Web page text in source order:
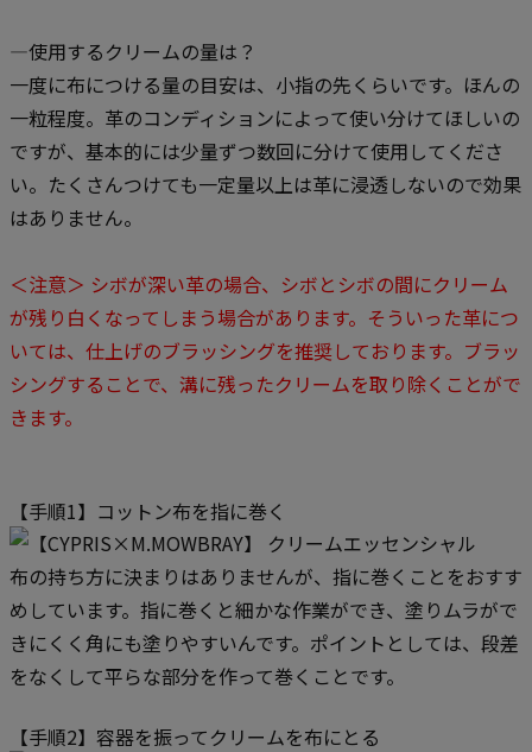
—使用するクリームの量は？
一度に布につける量の目安は、小指の先くらいです。ほんの
一粒程度。革のコンディションによって使い分けてほしいの
ですが、基本的には少量ずつ数回に分けて使用してくださ
い。たくさんつけても一定量以上は革に浸透しないので効果
はありません。
＜注意＞ シボが深い革の場合、シボとシボの間にクリーム
が残り白くなってしまう場合があります。そういった革につ
いては、仕上げのブラッシングを推奨しております。ブラッ
シングすることで、溝に残ったクリームを取り除くことがで
きます。
【手順1】コットン布を指に巻く
布の持ち方に決まりはありませんが、指に巻くことをおすす
めしています。指に巻くと細かな作業ができ、塗りムラがで
きにくく角にも塗りやすいんです。ポイントとしては、段差
をなくして平らな部分を作って巻くことです。
【手順2】容器を振ってクリームを布にとる